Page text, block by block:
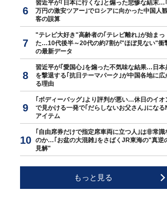
習近平が｢日本に行くな｣と煽った悲惨な結末…
万円の激安ツアー｣でロシアに向かった中国人
客の誤算
"テレビ大好き"高齢者の｢テレビ離れ｣が始まっ
た…10代後半～20代の約7割が"ほぼ見ない"衝
の最新データ
習近平が｢愛国心｣を煽った不気味な結果…日本
を撃退する｢抗日テーマパーク｣が中国各地に広
る理由
｢ボディーバッグ｣より評判が悪い…休日のイオ
で見かける一発で｢だらしないお父さん｣になる
アイテム
｢自由席券だけで指定席車両に立つ人｣は非常識
のか…｢お盆の大混雑｣をさばくJR東海の"真逆
見解"
もっと見る